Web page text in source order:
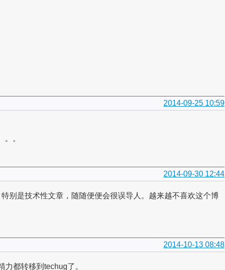
2014-09-25 10:59
。
2014-09-30 12:44
别是技术性文章，随随便便会很误导人。越来越不喜欢这个博
2014-10-13 08:48
力都转移到techug了。